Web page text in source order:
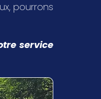
pourrons
service